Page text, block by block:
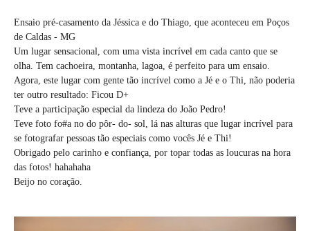
Ensaio pré-casamento da Jéssica e do Thiago, que aconteceu em Poços
de Caldas - MG
Um lugar sensacional, com uma vista incrível em cada canto que se
olha. Tem cachoeira, montanha, lagoa, é perfeito para um ensaio.
Agora, este lugar com gente tão incrível como a Jé e o Thi, não poderia
ter outro resultado: Ficou D+
Teve a participação especial da lindeza do João Pedro!
Teve foto fo#a no do pôr- do- sol, lá nas alturas que lugar incrível para
se fotografar pessoas tão especiais como vocês Jé e Thi!
Obrigado pelo carinho e confiança, por topar todas as loucuras na hora
das fotos! hahahaha
Beijo no coração.